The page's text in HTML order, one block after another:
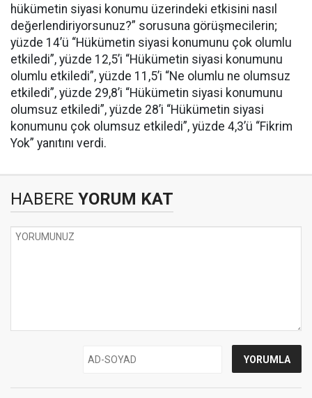
hükümetin siyasi konumu üzerindeki etkisini nasıl
değerlendiriyorsunuz?” sorusuna görüşmecilerin;
yüzde 14’ü “Hükümetin siyasi konumunu çok olumlu
etkiledi”, yüzde 12,5’i “Hükümetin siyasi konumunu
olumlu etkiledi”, yüzde 11,5’i “Ne olumlu ne olumsuz
etkiledi”, yüzde 29,8’i “Hükümetin siyasi konumunu
olumsuz etkiledi”, yüzde 28’i “Hükümetin siyasi
konumunu çok olumsuz etkiledi”, yüzde 4,3’ü “Fikrim
Yok” yanıtını verdi.
HABERE YORUM KAT